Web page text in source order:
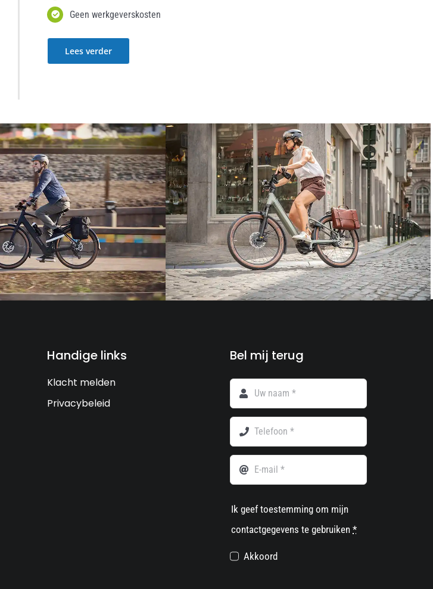
Geen werkgeverskosten
Lees verder
Handige links
Klacht melden
Privacybeleid
Bel mij terug
Ik geef toestemming om mijn
contactgegevens te gebruiken*
Akkoord